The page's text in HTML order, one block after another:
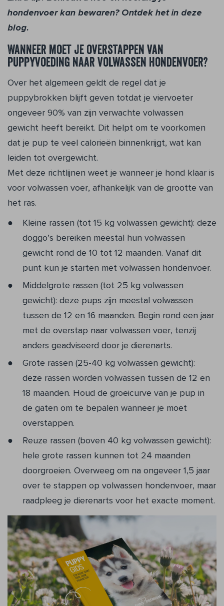
hondenvoer kan bewaren? Ontdek het in deze
blog.
Wanneer moet je overstappen van
puppyvoeding naar volwassen hondenvoer?
Over het algemeen geldt de regel dat je
puppybrokken blijft geven totdat je viervoeter
ongeveer 90% van zijn verwachte volwassen
gewicht heeft bereikt. Dit helpt om te voorkomen
dat je pup te veel calorieën binnenkrijgt, wat kan
leiden tot overgewicht.
Met deze richtlijnen weet je wanneer je hond klaar is
voor volwassen voer, afhankelijk van de grootte van
het ras.
Kleine rassen (tot 15 kg volwassen gewicht): deze
doggo’s bereiken meestal hun volwassen
gewicht rond de 10 tot 12 maanden. Vanaf dit
punt kun je starten met volwassen hondenvoer.
Middelgrote rassen (tot 25 kg volwassen
gewicht): deze pups zijn meestal volwassen
tussen de 12 en 16 maanden. Begin rond een jaar
met de overstap naar volwassen voer, tenzij
anders geadviseerd door je dierenarts.
Grote rassen (25-40 kg volwassen gewicht):
deze rassen worden volwassen tussen de 12 en
18 maanden. Houd de groeicurve van je pup in
de gaten om te bepalen wanneer je moet
overstappen.
Reuze rassen (boven 40 kg volwassen gewicht):
hele grote rassen kunnen tot 24 maanden
doorgroeien. Overweeg om na ongeveer 1,5 jaar
over te stappen op volwassen hondenvoer, maar
raadpleeg je dierenarts voor het exacte moment.